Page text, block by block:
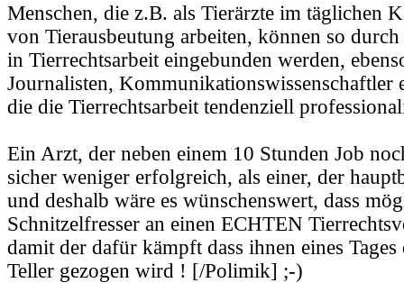
Menschen, die z.B. als Tierärzte im täglichen
von Tierausbeutung arbeiten, können so
in Tierrechtsarbeit eingebunden werden,
Journalisten, Kommunikationswissenschaftler
die die Tierrechtsarbeit tendenziell
Ein Arzt, der neben einem 10 Stunden Job
sicher weniger erfolgreich, als einer, der
und deshalb wäre es wünschenswert, dass
Schnitzelfresser an einen ECHTEN
damit der dafür kämpft dass ihnen eines
Teller gezogen wird ! [/Polimik] ;-)